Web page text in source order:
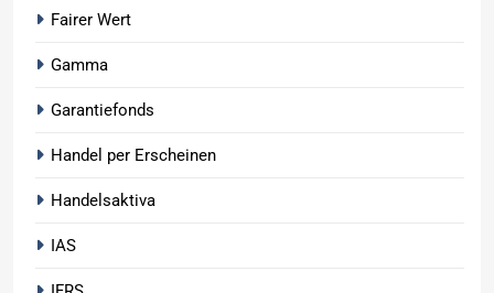
Fairer Wert
Gamma
Garantiefonds
Handel per Erscheinen
Handelsaktiva
IAS